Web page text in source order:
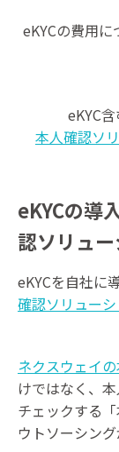
eKYCの費用
eKYC
本人確認ソ
eKYCの導
認ソリュー
eKYCを自社に
確認ソリュー
ネクスウェイ
けではなく、
チェックする
ウトソーシング